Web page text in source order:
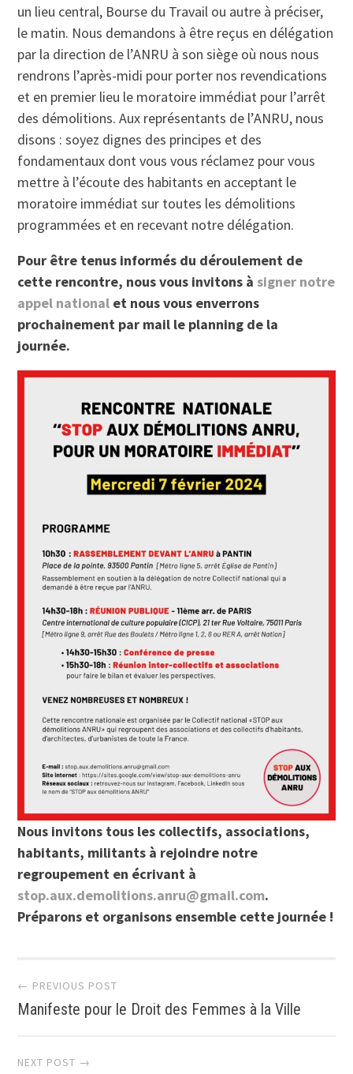
un lieu central, Bourse du Travail ou autre à préciser,
le matin. Nous demandons à être reçus en délégation
par la direction de l’ANRU à son siège où nous nous
rendrons l’après-midi pour porter nos revendications
et en premier lieu le moratoire immédiat pour l’arrêt
des démolitions. Aux représentants de l’ANRU, nous
disons : soyez dignes des principes et des
fondamentaux dont vous vous réclamez pour vous
mettre à l’écoute des habitants en acceptant le
moratoire immédiat sur toutes les démolitions
programmées et en recevant notre délégation.
Pour être tenus informés du déroulement de
cette rencontre, nous vous invitons à signer notre
appel national et nous vous enverrons
prochainement par mail le planning de la
journée.
Nous invitons tous les collectifs, associations,
habitants, militants à rejoindre notre
regroupement en écrivant à
stop.aux.demolitions.anru@gmail.com.
Préparons et organisons ensemble cette journée !
Post
navigation
← PREVIOUS POST
Manifeste pour le Droit des Femmes à la Ville
NEXT POST →